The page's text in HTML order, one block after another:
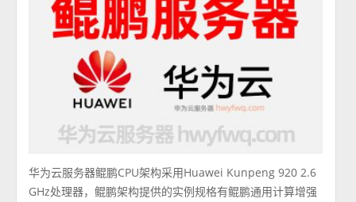
华为云服务器鲲鹏CPU架构采用Huawei Kunpeng 920 2.6
GHz处理器，鲲鹏架构提供的实例规格有鲲鹏通用计算增强